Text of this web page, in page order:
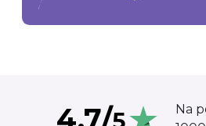
4,7/
Na